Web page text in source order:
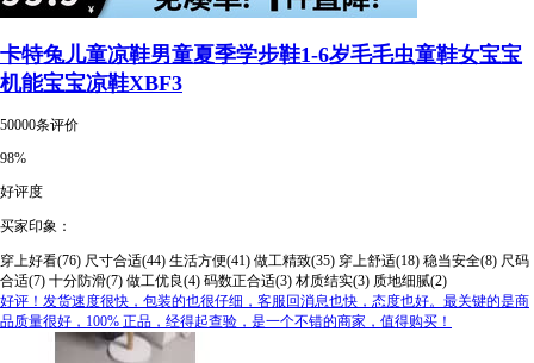
卡特兔儿童凉鞋男童夏季学步鞋1-6岁毛毛虫童鞋女宝宝
机能宝宝凉鞋XBF3
50000条评价
98%
好评度
买家印象：
穿上好看(76) 尺寸合适(44) 生活方便(41) 做工精致(35) 穿上舒适(18) 稳当安全(8) 尺码
合适(7) 十分防滑(7) 做工优良(4) 码数正合适(3) 材质结实(3) 质地细腻(2)
好评！发货速度很快，包装的也很仔细，客服回消息也快，态度也好。最关键的是商
品质量很好，100% 正品，经得起查验，是一个不错的商家，值得购买！